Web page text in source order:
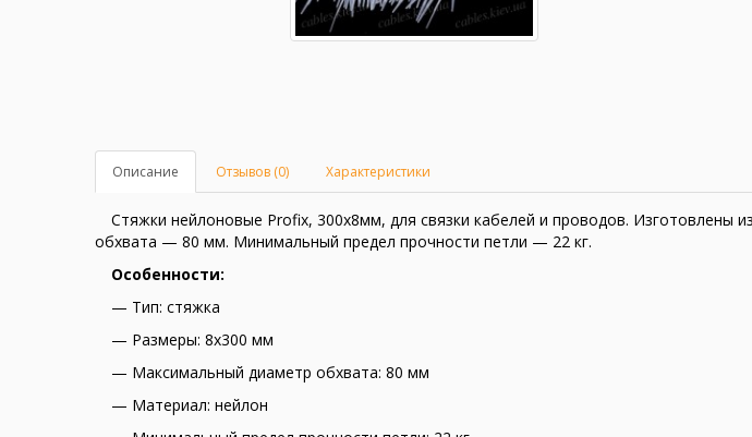
Описание Отзывов (0) Характеристики
Стяжки нейлоновые Profix, 300х8мм, для связки кабелей и проводов. Изготовлены
обхвата — 80 мм. Минимальный предел прочности петли — 22 кг.
Особенности:
— Тип: стяжка
— Размеры: 8х300 мм
— Максимальный диаметр обхвата: 80 мм
— Материал: нейлон